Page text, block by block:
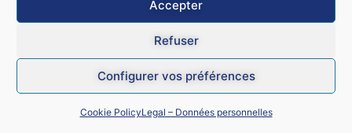
Accepter
Refuser
Configurer vos préférences
Cookie PolicyLegal – Données personnelles
d'entrants
1
Nombre de